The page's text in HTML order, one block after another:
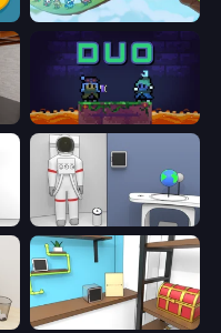
All Out
Duo
Space Museum Escape
Game Cafe Escape